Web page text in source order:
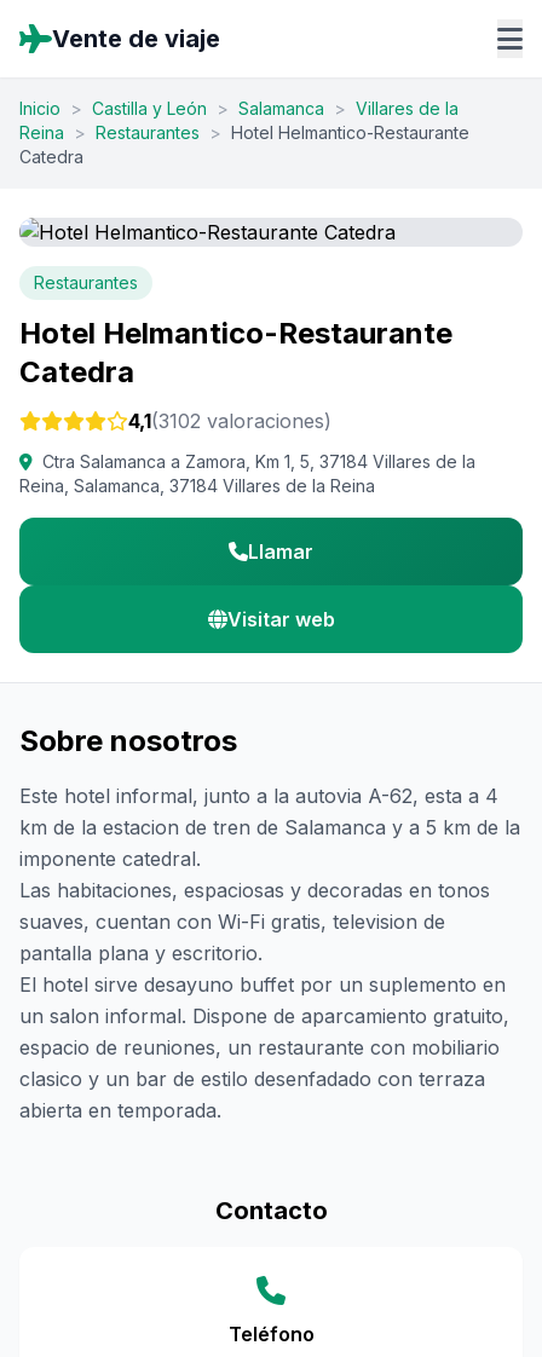
Vente de viaje
Inicio > Castilla y León > Salamanca > Villares de la
Reina
> Restaurantes > Hotel Helmantico-Restaurante
Catedra
Restaurantes
Hotel Helmantico-Restaurante
Catedra
4,1(3102 valoraciones)
Ctra Salamanca a Zamora, Km 1, 5, 37184 Villares de la
Reina, Salamanca, 37184 Villares de la Reina
Llamar
Visitar web
Sobre nosotros
Este hotel informal, junto a la autovia A-62, esta a 4
km de la estacion de tren de Salamanca y a 5 km de la
imponente catedral.
Las habitaciones, espaciosas y decoradas en tonos
suaves, cuentan con Wi-Fi gratis, television de
pantalla plana y escritorio.
El hotel sirve desayuno buffet por un suplemento en
un salon informal. Dispone de aparcamiento gratuito,
espacio de reuniones, un restaurante con mobiliario
clasico y un bar de estilo desenfadado con terraza
abierta en temporada.
Contacto
Teléfono